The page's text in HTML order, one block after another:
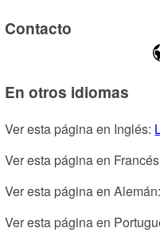
Contacto
En otros idiomas
Ver esta página en Inglés:
Ver esta página en
Ver esta página en Alemán:
Ver esta página en